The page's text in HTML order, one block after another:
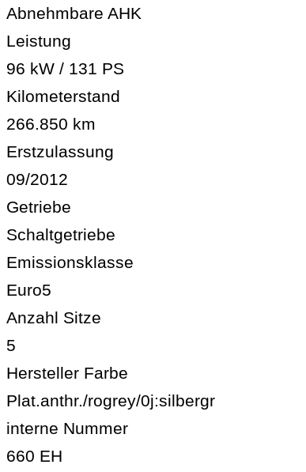
Abnehmbare AHK
Leistung
96 kW / 131 PS
Kilometerstand
266.850 km
Erstzulassung
09/2012
Getriebe
Schaltgetriebe
Emissionsklasse
Euro5
Anzahl Sitze
5
Hersteller Farbe
Plat.anthr./rogrey/0j:silbergr
interne Nummer
660 EH